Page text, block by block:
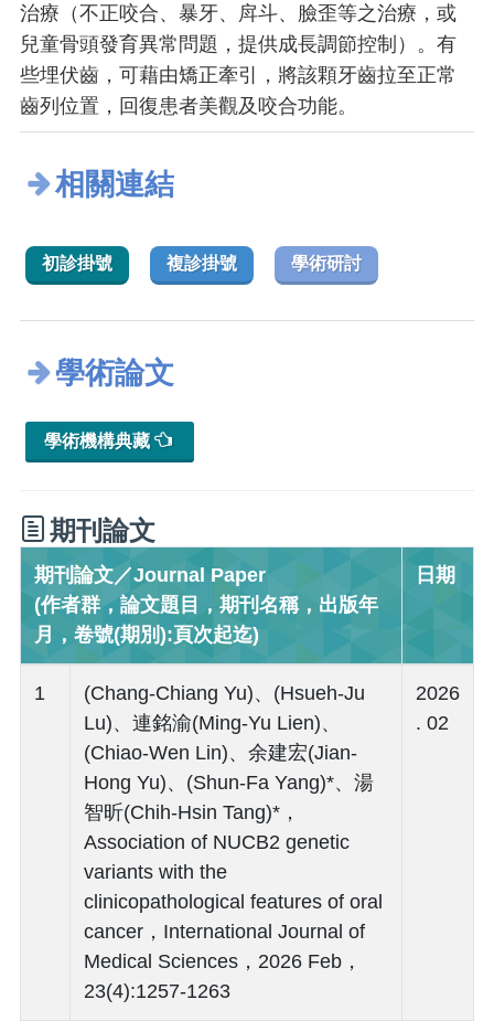
治療（不正咬合、暴牙、戽斗、臉歪等之治療，或
兒童骨頭發育異常問題，提供成長調節控制）。有
些埋伏齒，可藉由矯正牽引，將該顆牙齒拉至正常
齒列位置，回復患者美觀及咬合功能。
相關連結
初診掛號 複診掛號 學術研討
學術論文
學術機構典藏
期刊論文
期刊論文／Journal Paper
(作者群，論文題目，期刊名稱，出版年
月，卷號(期別):頁次起迄)
日期
1
(Chang-Chiang Yu)、(Hsueh-Ju
Lu)、連銘渝(Ming-Yu Lien)、
(Chiao-Wen Lin)、余建宏(Jian-
Hong Yu)、(Shun-Fa Yang)*、湯
智昕(Chih-Hsin Tang)*，
Association of NUCB2 genetic
variants with the
clinicopathological features of oral
cancer，International Journal of
Medical Sciences，2026 Feb，
23(4):1257-1263
2026
. 02